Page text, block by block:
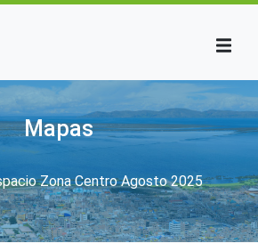
Mapas
de ayuda a la
Zona Centro Agosto 2025